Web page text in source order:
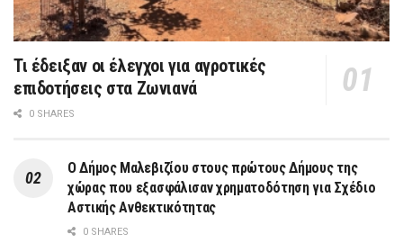
Τι έδειξαν οι έλεγχοι για αγροτικές
επιδοτήσεις στα Ζωνιανά
0 SHARES
Ο Δήμος Μαλεβιζίου στους πρώτους Δήμους της
χώρας που εξασφάλισαν χρηματοδότηση για Σχέδιο
Αστικής Ανθεκτικότητας
0 SHARES